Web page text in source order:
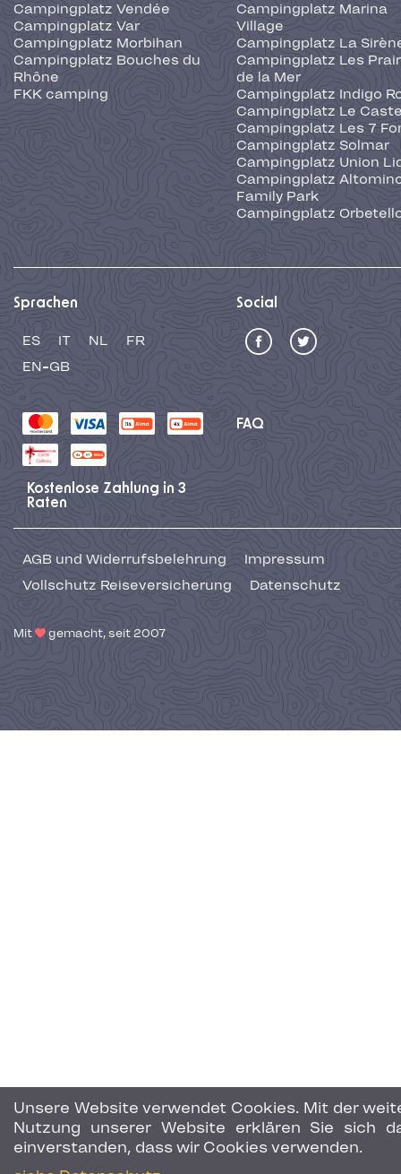
Unsere Website verwendet Cookies. Mit der
Nutzung unserer Website erklären Sie sich
einverstanden, dass wir Cookies verwenden.
Campingplatz Vendée
Campingplatz Var
Campingplatz Morbihan
Campingplatz Bouches du
Rhône
FKK camping
Campingplatz Marina
Village
Campingplatz La
Campingplatz Les
de la Mer
Campingplatz Indigo
Campingplatz Le
Campingplatz Les 7
Campingplatz Solmar
Campingplatz Union
Campingplatz
Family Park
Campingplatz
Sprachen
ES IT NL
FR
EN-GB
Social
FAQ
Kostenlose Zahlung in 3
Raten
AGB und Widerrufsbelehrung
Impressum
Vollschutz Reiseversicherung
Datenschutz
Mit gemacht, seit 2007